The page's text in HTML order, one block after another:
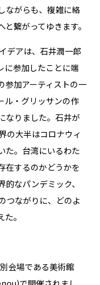
ながらも、複雑に絡
繋がってゆきます。
デアは、石井潤一郎
に参加したことに端
参加アーティストの一
ル・グリッサンの作
なりました。石井が
の大半はコロナウィ
た。台湾にいるわた
在するのかどうかを
なパンデミック、
つながりに、どのよ
。
会場である美術館